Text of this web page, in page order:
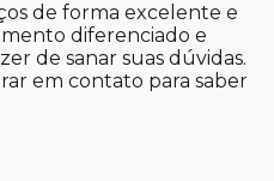
de forma excelente e
diferenciado e
de sanar suas dúvidas.
em contato para saber